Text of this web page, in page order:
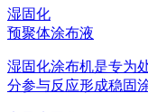
湿固化
预聚体涂布液
湿固化涂布机是专为
分参与反应形成稳固